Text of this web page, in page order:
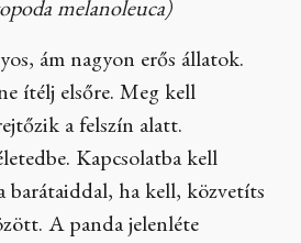
melanoleuca)
ám nagyon erős állatok.
ítélj elsőre. Meg kell
a felszín alatt.
Kapcsolatba kell
barátaiddal, ha kell, közvetíts
A panda jelenléte